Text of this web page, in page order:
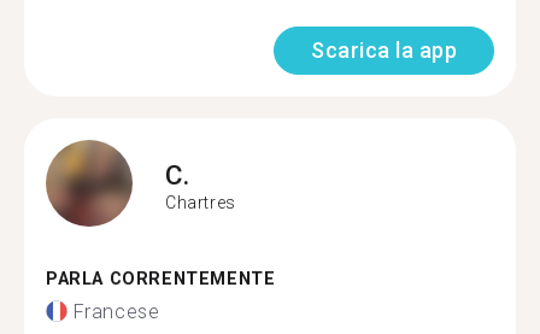
Scarica la app
C.
Chartres
PARLA CORRENTEMENTE
Francese